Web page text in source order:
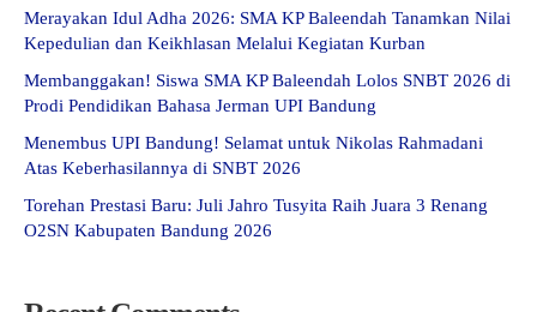
Merayakan Idul Adha 2026: SMA KP Baleendah Tanamkan Nilai
Kepedulian dan Keikhlasan Melalui Kegiatan Kurban
Membanggakan! Siswa SMA KP Baleendah Lolos SNBT 2026 di
Prodi Pendidikan Bahasa Jerman UPI Bandung
Menembus UPI Bandung! Selamat untuk Nikolas Rahmadani
Atas Keberhasilannya di SNBT 2026
Torehan Prestasi Baru: Juli Jahro Tusyita Raih Juara 3 Renang
O2SN Kabupaten Bandung 2026